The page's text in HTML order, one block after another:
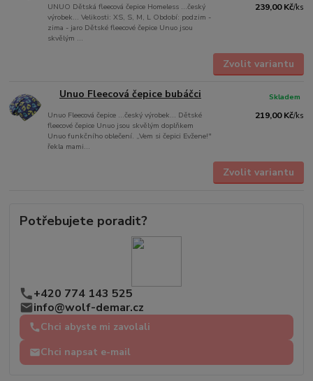
UNUO Dětská fleecová čepice Homeless ...český
výrobek... Velikosti: XS, S, M, L Období: podzim -
zima - jaro Dětské fleecové čepice Unuo jsou
skvělým ...
239,00 Kč/ks
Zvolit variantu
Unuo Fleecová čepice bubáčci
Unuo Fleecová čepice ...český výrobek... Dětské
fleecové čepice Unuo jsou skvělým doplňkem
Unuo funkčního oblečení. „Vem si čepici Evžene!"
řekla mami...
219,00 Kč/ks
Skladem
Zvolit variantu
Potřebujete poradit?
+420 774 143 525
info@wolf-demar.cz
Chci abyste mi zavolali
Chci napsat e-mail